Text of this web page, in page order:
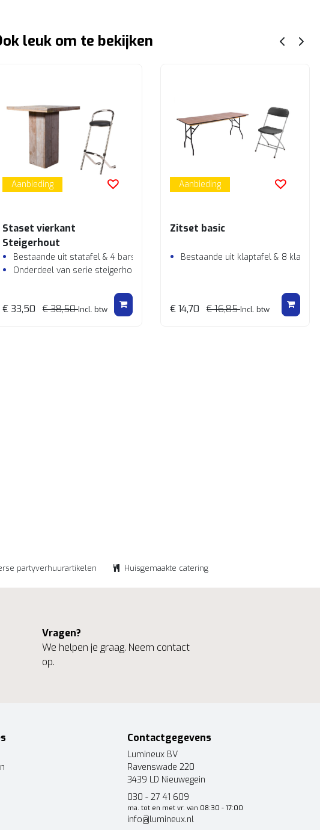
leuk om te bekijken
Aanbieding
Staset vierkant
Steigerhout
Bestaande uit statafel & 4 barstoelen
Onderdeel van serie steigerhout
€ 33,50 € 38,50Incl. btw
Aanbieding
Zitset basic
Bestaande uit klaptafel & 8
€ 14,70 € 16,85Incl. btw
partyverhuurartikelen Huisgemaakte catering
Vragen?
We helpen je graag. Neem contact
op.
Contactgegevens
Lumineux BV
Ravenswade 220
3439 LD Nieuwegein
030 - 27 41 609
ma. tot en met vr. van 08:30 - 17:00
info@lumineux.nl